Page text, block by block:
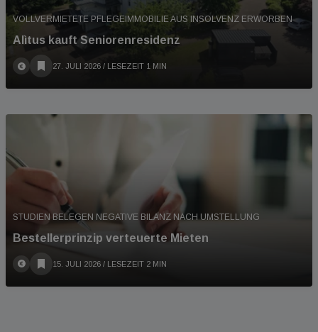
VOLLVERMIETETE PFLEGEIMMOBILIE AUS INSOLVENZ ERWORBEN
Alìtus kauft Seniorenresidenz
27. JULI 2026 / LESEZEIT 1 MIN
STUDIEN BELEGEN NEGATIVE BILANZ NACH UMSTELLUNG
Bestellerprinzip verteuerte Mieten
15. JULI 2026 / LESEZEIT 2 MIN